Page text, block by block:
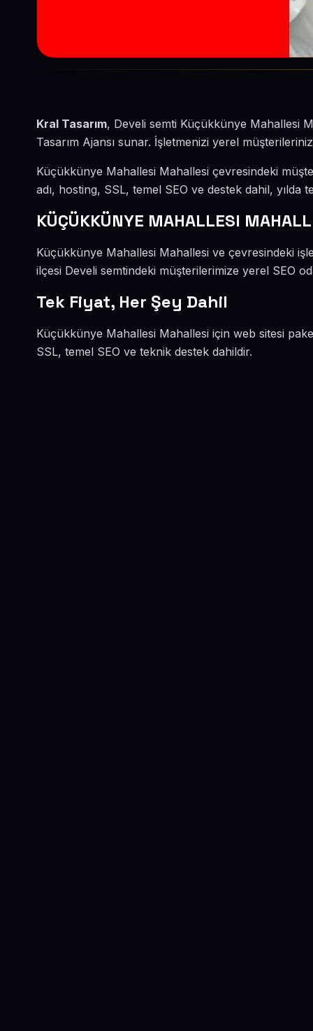
Kral Tasarım, Develi semti Küçükkünye Mahallesi
Tasarım Ajansı sunar. İşletmenizi yerel
Küçükkünye Mahallesi Mahallesi çevresindeki
adı, hosting, SSL, temel SEO ve destek dahil, yılda
KÜÇÜKKÜNYE MAHALLESI
Küçükkünye Mahallesi Mahallesi ve çevresindeki
ilçesi Develi semtindeki müşterilerimize yerel SEO
Tek Fiyat, Her Şey Dahil
Küçükkünye Mahallesi Mahallesi için web sitesi
SSL, temel SEO ve teknik destek dahildir.